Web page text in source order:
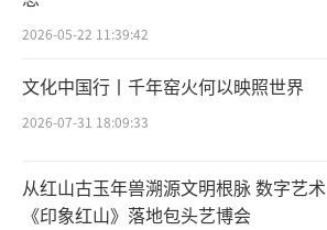
2026-05-22 11:39:42
文化中国行丨千年窑火何以映照世界
2026-07-31 18:09:33
从红山古玉年兽溯源文明根脉 数字艺术
《印象红山》落地包头艺博会